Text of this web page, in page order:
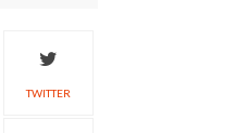
TWITTER